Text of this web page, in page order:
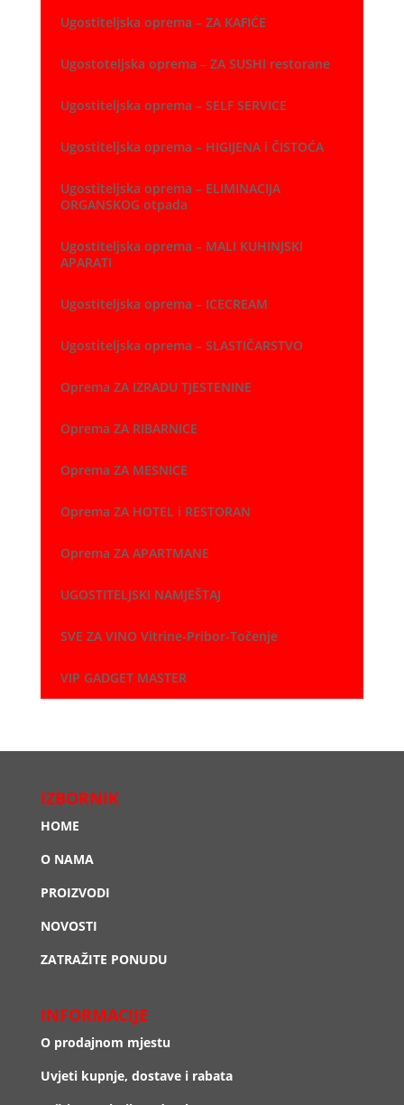
Ugostiteljska oprema – ZA KAFIĆE
Ugostoteljska oprema – ZA SUSHI restorane
Ugostiteljska oprema – SELF SERVICE
Ugostiteljska oprema – HIGIJENA i ČISTOĆA
Ugostiteljska oprema – ELIMINACIJA
ORGANSKOG otpada
Ugostiteljska oprema – MALI KUHINJSKI
APARATI
Ugostiteljska oprema – ICECREAM
Ugostiteljska oprema – SLASTIČARSTVO
Oprema ZA IZRADU TJESTENINE
Oprema ZA RIBARNICE
Oprema ZA MESNICE
Oprema ZA HOTEL i RESTORAN
Oprema ZA APARTMANE
UGOSTITELJSKI NAMJEŠTAJ
SVE ZA VINO Vitrine-Pribor-Točenje
VIP GADGET MASTER
IZBORNIK
HOME
O NAMA
PROIZVODI
NOVOSTI
ZATRAŽITE PONUDU
INFORMACIJE
O prodajnom mjestu
Uvjeti kupnje, dostave i rabata